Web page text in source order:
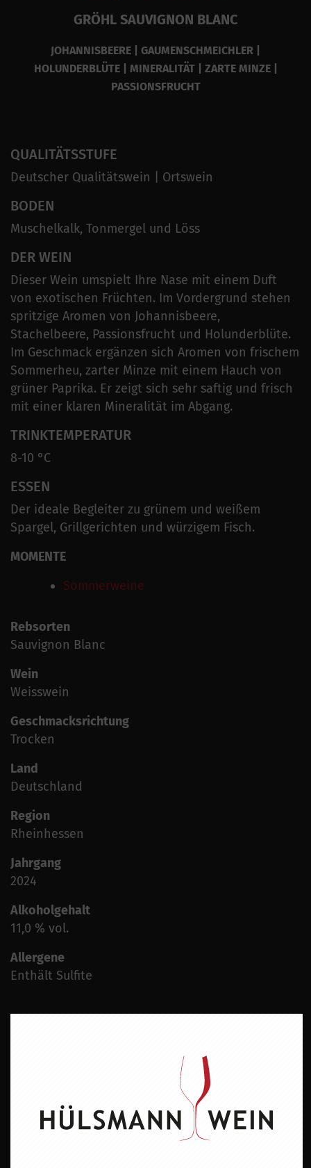
GRÖHL SAUVIGNON BLANC
JOHANNISBEERE | GAUMENSCHMEICHLER |
HOLUNDERBLÜTE | MINERALITÄT | ZARTE MINZE |
PASSIONSFRUCHT
QUALITÄTSSTUFE
Deutscher Qualitätswein | Ortswein
BODEN
Muschelkalk, Tonmergel und Löss
DER WEIN
Dieser Wein umspielt Ihre Nase mit einem Duft
von exotischen Früchten. Im Vordergrund stehen
spritzige Aromen von Johannisbeere,
Stachelbeere, Passionsfrucht und Holunderblüte.
Im Geschmack ergänzen sich Aromen von frischem
Sommerheu, zarter Minze mit einem Hauch von
grüner Paprika. Er zeigt sich sehr saftig und frisch
mit einer klaren Mineralität im Abgang.
TRINKTEMPERATUR
8-10 °C
ESSEN
Der ideale Begleiter zu grünem und weißem
Spargel, Grillgerichten und würzigem Fisch.
MOMENTE
Sommerweine
Rebsorten
Sauvignon Blanc
Wein
Weisswein
Geschmacksrichtung
Trocken
Land
Deutschland
Region
Rheinhessen
Jahrgang
2024
Alkoholgehalt
11,0 % vol.
Allergene
Enthält Sulfite
ZU DIESEM PRODUKT PASST ...